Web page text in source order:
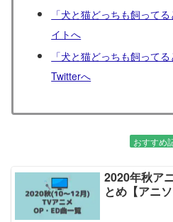
「犬と猫どっちも飼って
イトへ
「犬と猫どっちも飼って
Twitterへ
おすすめ
2020年秋ア
とめ【アニソ